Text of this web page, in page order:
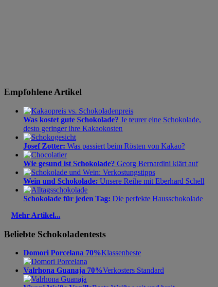
Empfohlene Artikel
Was kostet gute Schokolade? Je teurer eine Schokolade,
desto geringer ihre Kakaokosten
Josef Zotter: Was passiert beim Rösten von Kakao?
Wie gesund ist Schokolade? Georg Bernardini klärt auf
Wein und Schokolade: Unsere Reihe mit Eberhard Schell
Schokolade für jeden Tag: Die perfekte Hausschokolade
Mehr Artikel...
Beliebte Schokoladentests
Domori Porcelana 70%Klassenbeste
Valrhona Guanaja 70%Verkosters Standard